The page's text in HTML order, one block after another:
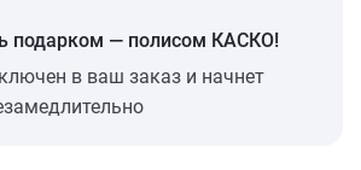
подарком — полисом КАСКО!
в ваш заказ и начнет